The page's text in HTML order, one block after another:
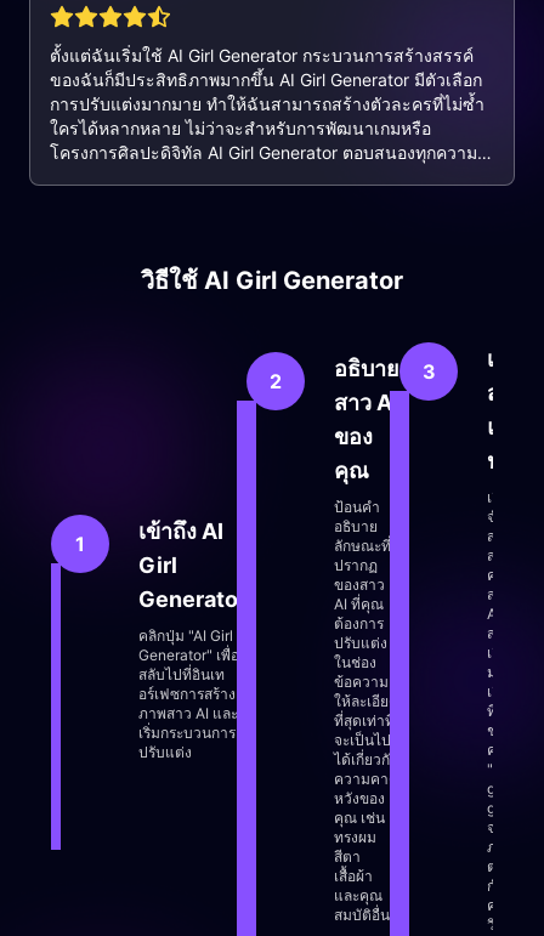
ตั้งแต่ฉันเริ่มใช้ AI Girl Generator กระบวนการสร้างสรรค์
ของฉันก็มีประสิทธิภาพมากขึ้น AI Girl Generator มีตัวเลือก
การปรับแต่งมากมาย ทำให้ฉันสามารถสร้างตัวละครที่ไม่ซ้ำ
ใครได้หลากหลาย ไม่ว่าจะสำหรับการพัฒนาเกมหรือ
โครงการศิลปะดิจิทัล AI Girl Generator ตอบสนองทุกความ
วิธีใช้ AI Girl Generator
1
เข้าถึง AI
Girl
Generator
คลิกปุ่ม "AI Girl
Generator" เพื่อ
สลับไปที่อินเท
อร์เฟซการสร้าง
ภาพสาว AI และ
เริ่มกระบวนการ
ปรับแต่ง
2
อธิบาย
สาว AI
ของ
คุณ
ป้อนคำ
อธิบาย
ลักษณะที่
ปรากฏ
ของสาว
AI ที่คุณ
ต้องการ
ปรับแต่ง
ในช่อง
ข้อความ
ให้ละเอียด
ที่สุดเท่าที่
จะเป็นไป
ได้เกี่ยวกับ
ความคาด
หวังของ
คุณ เช่น
ทรงผม
สีตา
เสื้อผ้า
และคุณ
สมบัติอื่นๆ
3
เลือก
สไตล์
และ
ปริม
เลือก
จำนวนแ
สไตล์ขอ
สาว AI ที่
คุณต้อง
สร้าง
Aitubo มี
สไตล์ให้
เลือก
มากมาย
เลือกสไ
ที่คุณชื่น
ชอบแล้ว
คลิกปุ่ม
"สร้าง"
girl
จะสร้าง
ภาพที่ตร
ตามข้อ
กำหนดข
คุณในไ
วินาที